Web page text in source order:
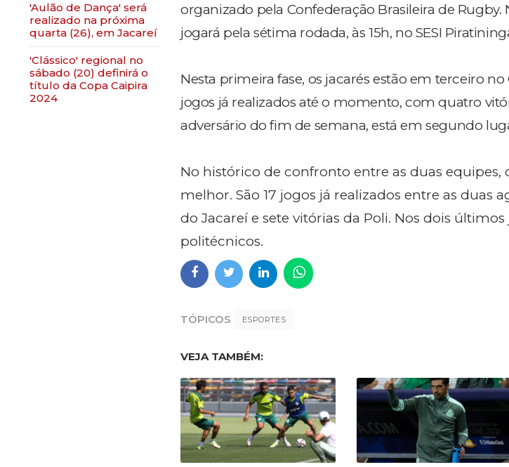
'Aulão de Dança' será
realizado na próxima
quarta (26), em Jacareí
'Clássico' regional no
sábado (20) definirá o
título da Copa Caipira
2024
organizado pela Confederação Brasileira de Rugby.
jogará pela sétima rodada, às 15h, no SESI
Nesta primeira fase, os jacarés estão em terceiro no
jogos já realizados até o momento, com quatro
adversário do fim de semana, está em segundo
No histórico de confronto entre as duas equipes,
melhor. São 17 jogos já realizados entre as duas
do Jacareí e sete vitórias da Poli. Nos dois
politécnicos.
TÓPICOS ESPORTES
VEJA TAMBÉM: